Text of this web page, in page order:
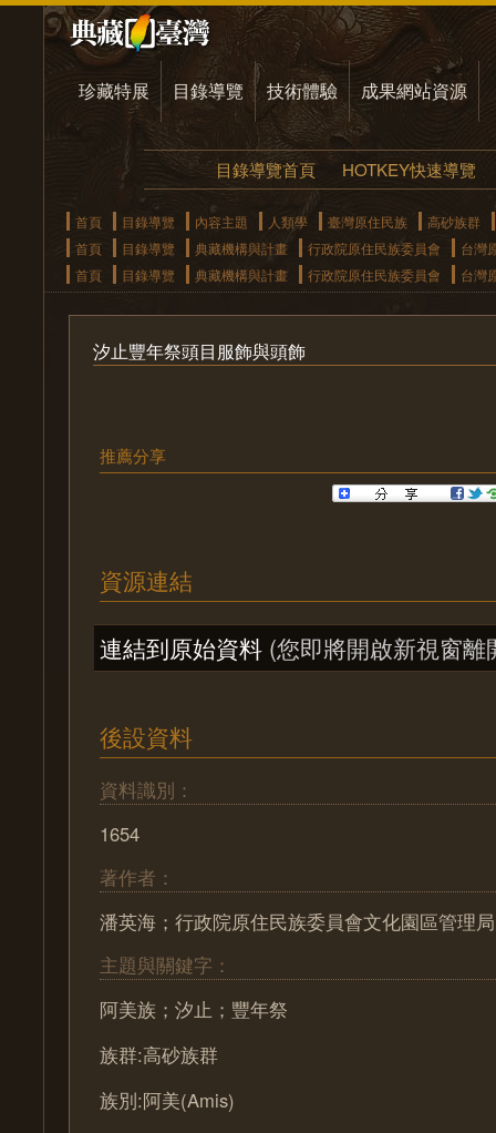
珍藏特展 目錄導覽 技術體驗 成果網站資源
目錄導覽首頁 HOTKEY快速導覽
首頁 目錄導覽 內容主題 人類學 臺灣原住民族
高砂族群
首頁
目錄導覽 典藏機構與計畫 行政院原住民族委員會
台灣
首頁
目錄導覽 典藏機構與計畫 行政院原住民族委員會 台灣
汐止豐年祭頭目服飾與頭飾
推薦分享
資源連結
連結到原始資料 (您即將開啟新視窗離
後設資料
資料識別：
1654
著作者：
潘英海；行政院原住民族委員會文化園區管理局
主題與關鍵字：
阿美族；汐止；豐年祭
族群:高砂族群
族別:阿美(Amis)